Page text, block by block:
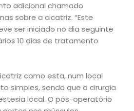
adicional chamado
sobre a cicatriz. “Este
ser iniciado no dia seguinte
10 dias de tratamento
como esta, num local
simples, sendo que a cirurgia
local. O pós-operatório